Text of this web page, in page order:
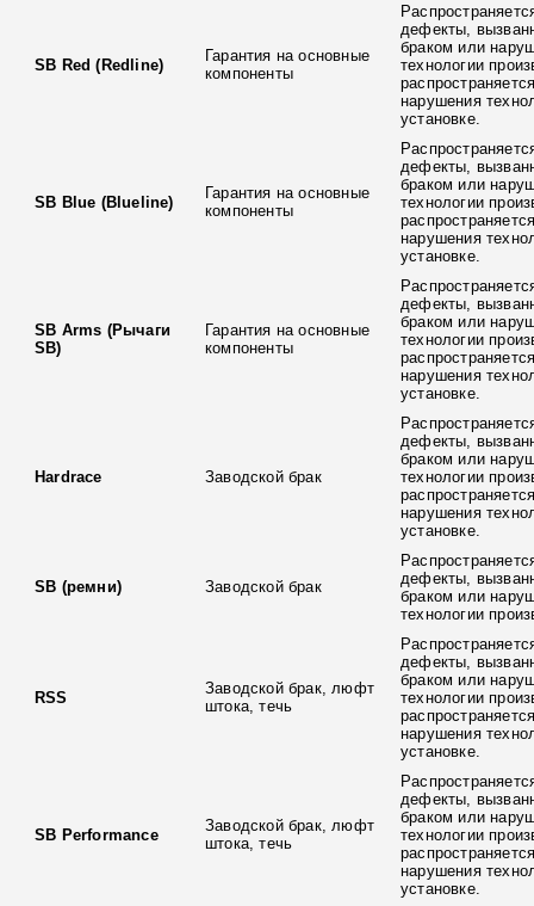
SB Red (Redline)
Гарантия на основные
компоненты
дефекты,
браком или
технологии
нарушения
установке.
SB Blue (Blueline)
Гарантия на основные
компоненты
дефекты,
браком или
технологии
нарушения
установке.
SB Arms (Рычаги
SB)
Гарантия на основные
компоненты
дефекты,
браком или
технологии
нарушения
установке.
Hardrace Заводской брак
дефекты,
браком или
технологии
нарушения
установке.
SB (ремни) Заводской брак
дефекты,
браком или
технологии
RSS
Заводской брак, люфт
штока, течь
дефекты,
браком или
технологии
нарушения
установке.
SB Performance
Заводской брак, люфт
штока, течь
дефекты,
браком или
технологии
нарушения
установке.